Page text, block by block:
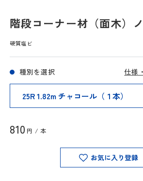
階段コーナー材（面木）
硬質塩ビ
仕様
種別を選択
810 円 / 本
お気に入り登録